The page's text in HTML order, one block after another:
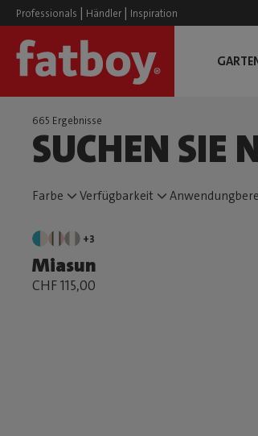
Professionals | Händler | Inspiration
665 Ergebnisse
SUCHEN SIE
Farbe Verfügbarkeit
+3
Miasun
CHF 115,00